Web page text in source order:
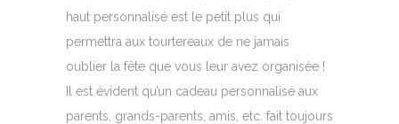
haut personnalisé est le petit plus qui
permettra aux tourtereaux de ne jamais
oublier la fête que vous leur avez organisée !
Il est évident qu’un cadeau personnalisé aux
parents, grands-parents, amis, etc. fait toujours